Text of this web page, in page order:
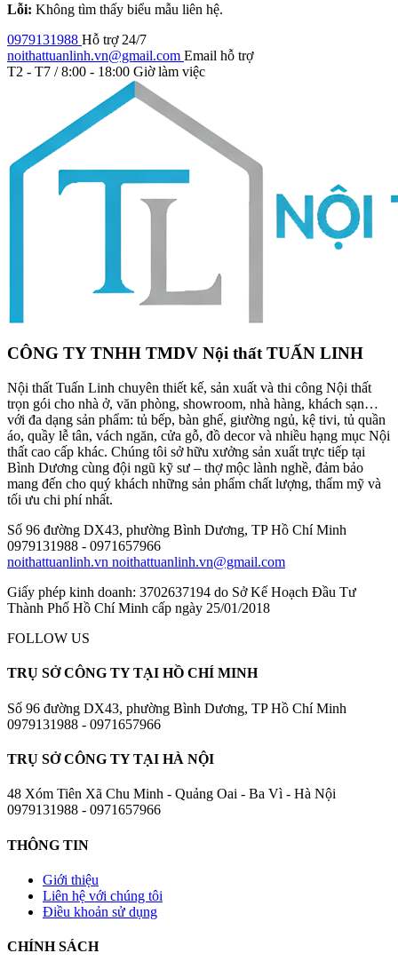
Lỗi: Không tìm thấy biểu mẫu liên hệ.
0979131988 Hỗ trợ 24/7
noithattuanlinh.vn@gmail.com Email hỗ trợ
T2 - T7 / 8:00 - 18:00 Giờ làm việc
CÔNG TY TNHH TMDV Nội thất TUẤN LINH
Nội thất Tuấn Linh chuyên thiết kế, sản xuất và thi công Nội thất
trọn gói cho nhà ở, văn phòng, showroom, nhà hàng, khách sạn…
với đa dạng sản phẩm: tủ bếp, bàn ghế, giường ngủ, kệ tivi, tủ quần
áo, quầy lễ tân, vách ngăn, cửa gỗ, đồ decor và nhiều hạng mục Nội
thất cao cấp khác. Chúng tôi sở hữu xưởng sản xuất trực tiếp tại
Bình Dương cùng đội ngũ kỹ sư – thợ mộc lành nghề, đảm bảo
mang đến cho quý khách những sản phẩm chất lượng, thẩm mỹ và
tối ưu chi phí nhất.
Số 96 đường DX43, phường Bình Dương, TP Hồ Chí Minh
0979131988 - 0971657966
noithattuanlinh.vn noithattuanlinh.vn@gmail.com
Giấy phép kinh doanh: 3702637194 do Sở Kế Hoạch Đầu Tư
Thành Phố Hồ Chí Minh cấp ngày 25/01/2018
FOLLOW US
TRỤ SỞ CÔNG TY TẠI HỒ CHÍ MINH
Số 96 đường DX43, phường Bình Dương, TP Hồ Chí Minh
0979131988 - 0971657966
TRỤ SỞ CÔNG TY TẠI HÀ NỘI
48 Xóm Tiên Xã Chu Minh - Quảng Oai - Ba Vì - Hà Nội
0979131988 - 0971657966
THÔNG TIN
Giới thiệu
Liên hệ với chúng tôi
Điều khoản sử dụng
CHÍNH SÁCH